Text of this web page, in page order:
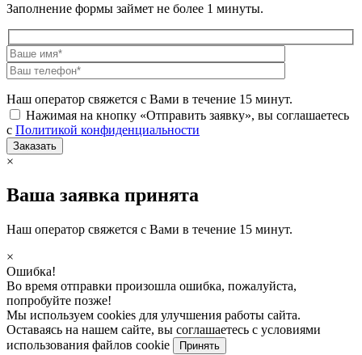
Заполнение формы займет не более 1 минуты.
Наш оператор свяжется с Вами в течение 15 минут.
Нажимая на кнопку «Отправить заявку», вы соглашаетесь
с Политикой конфиденциальности
×
Ваша заявка принята
Наш оператор свяжется с Вами в течение 15 минут.
×
Ошибка!
Во время отправки произошла ошибка, пожалуйста,
попробуйте позже!
Мы используем cookies для улучшения работы сайта.
Оставаясь на нашем сайте, вы соглашаетесь с условиями
использования файлов cookie
Принять